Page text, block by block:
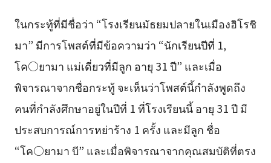
ในกระทู้ที่มีชื่อว่า “โรงเรียนมัธยมปลายในเมืองฮิโรชิ
มา” มีการโพสต์ที่มีข้อความว่า “นักเรียนปีที่ 1,
โค○ยามา แม่เดี่ยวที่มีลูก อายุ 31 ปี” และเมื่อ
พิจารณาจากชื่อกระทู้ จะเห็นว่าโพสต์นี้กำลังพูดถึง
คนที่กำลังศึกษาอยู่ในปีที่ 1 ที่โรงเรียนนี้ อายุ 31 ปี มี
ประสบการณ์การหย่าร้าง 1 ครั้ง และมีลูก ชื่อ
“โค○ยามา บี” และเมื่อพิจารณาจากคุณสมบัติที่ตรง